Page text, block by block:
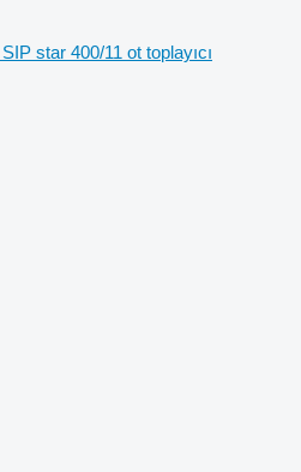
SIP star 400/11 ot toplayıcı